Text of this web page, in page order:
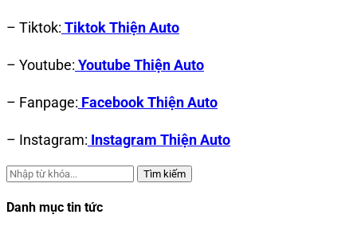
– Tiktok: Tiktok Thiện Auto
– Youtube: Youtube Thiện Auto
– Fanpage: Facebook Thiện Auto
– Instagram: Instagram Thiện Auto
Tìm kiếm
Danh mục tin tức